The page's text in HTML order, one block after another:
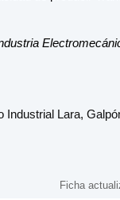
Lara,
Ficha